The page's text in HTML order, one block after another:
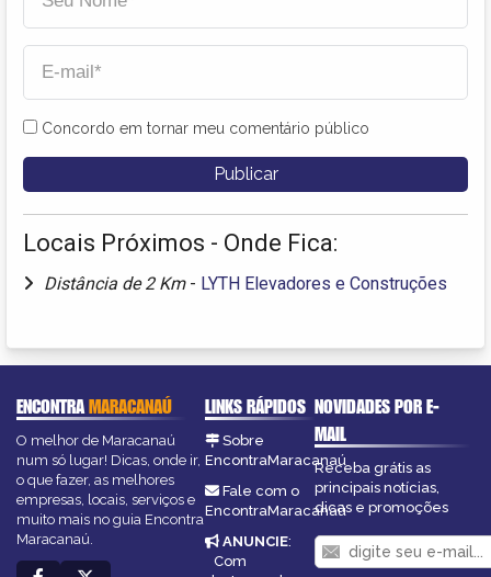
Concordo em tornar meu comentário público
Locais Próximos - Onde Fica:
Distância de 2 Km - LYTH Elevadores e Construções
ENCONTRAMARACANAÚ
O melhor de Maracanaú
num só lugar! Dicas, onde ir,
o que fazer, as melhores
empresas, locais, serviços e
muito mais no guia Encontra
Maracanaú.
LINKS RÁPIDOS
Sobre
EncontraMaracanaú
Fale com o
EncontraMaracanaú
ANUNCIE:
Com
NOVIDADES POR E-
MAIL
Receba grátis as
principais notícias,
dicas e promoções